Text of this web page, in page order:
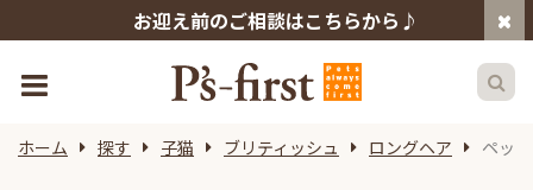
お迎え前のご相談はこちらから♪
ホーム 探す 子猫 ブリティッシュ ロングヘア ペッ